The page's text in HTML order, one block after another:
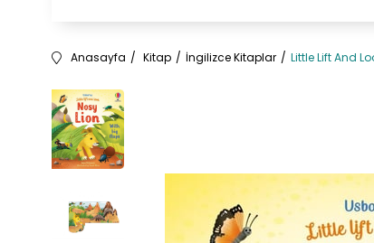
Anasayfa Kitap İngilizce Kitaplar Little Lift And